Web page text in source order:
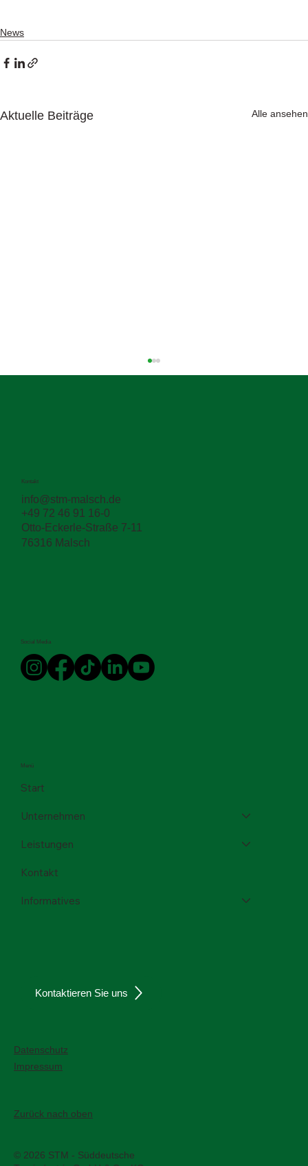
News
Aktuelle Beiträge Alle ansehen
🚀 Tag 2 auf der ASTRAD &
austroKOMMUNAL in Wels...
Menü
Start
Unternehmen
Leistungen
Kontakt
Informatives
Kontakt
info@stm-malsch.de
+49 72 46 91 16-0
Otto-Eckerle-Straße 7-11
76316 Malsch
Social Media
Kontaktieren Sie uns
Datenschutz
Impressum
Zurück nach oben
© 2026 STM - Süddeutsche